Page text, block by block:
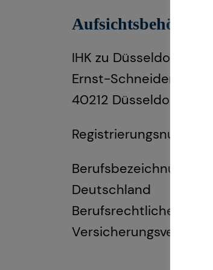
Aufsichtsbehörde:
IHK zu Düsseldorf
Ernst-Schneider-Platz 1
40212 Düsseldorf
Registrierungsnummer:
Berufsbezeichnung:
Deutschland
Berufsrechtliche